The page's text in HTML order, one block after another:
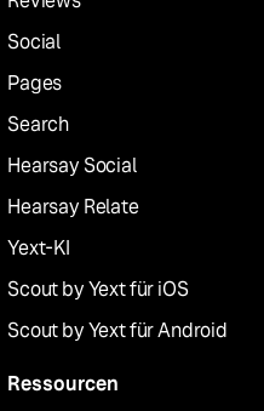
Social
Pages
Search
Hearsay Social
Hearsay Relate
Yext-KI
Scout by Yext für iOS
Scout by Yext für Android
Ressourcen